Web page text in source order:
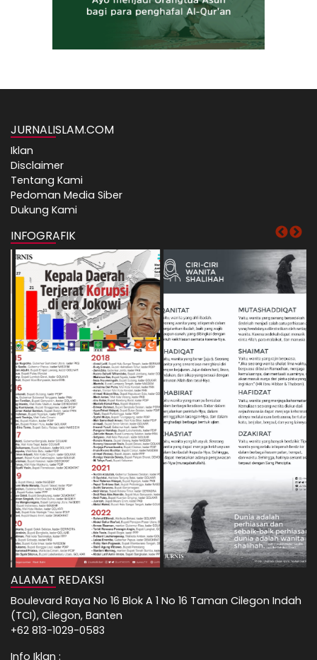
JURNALISLAM.COM
Iklan
Disclaimer
Tentang Kami
Pedoman Media Siber
Dukung Kami
INFOGRAFIK
ALAMAT REDAKSI
Boulevard Raya No 16 Blok A 1 No 16 Taman Cilegon Indah
(TCI), Cilegon, Banten
+62 813-1029-0583
Info Iklan :